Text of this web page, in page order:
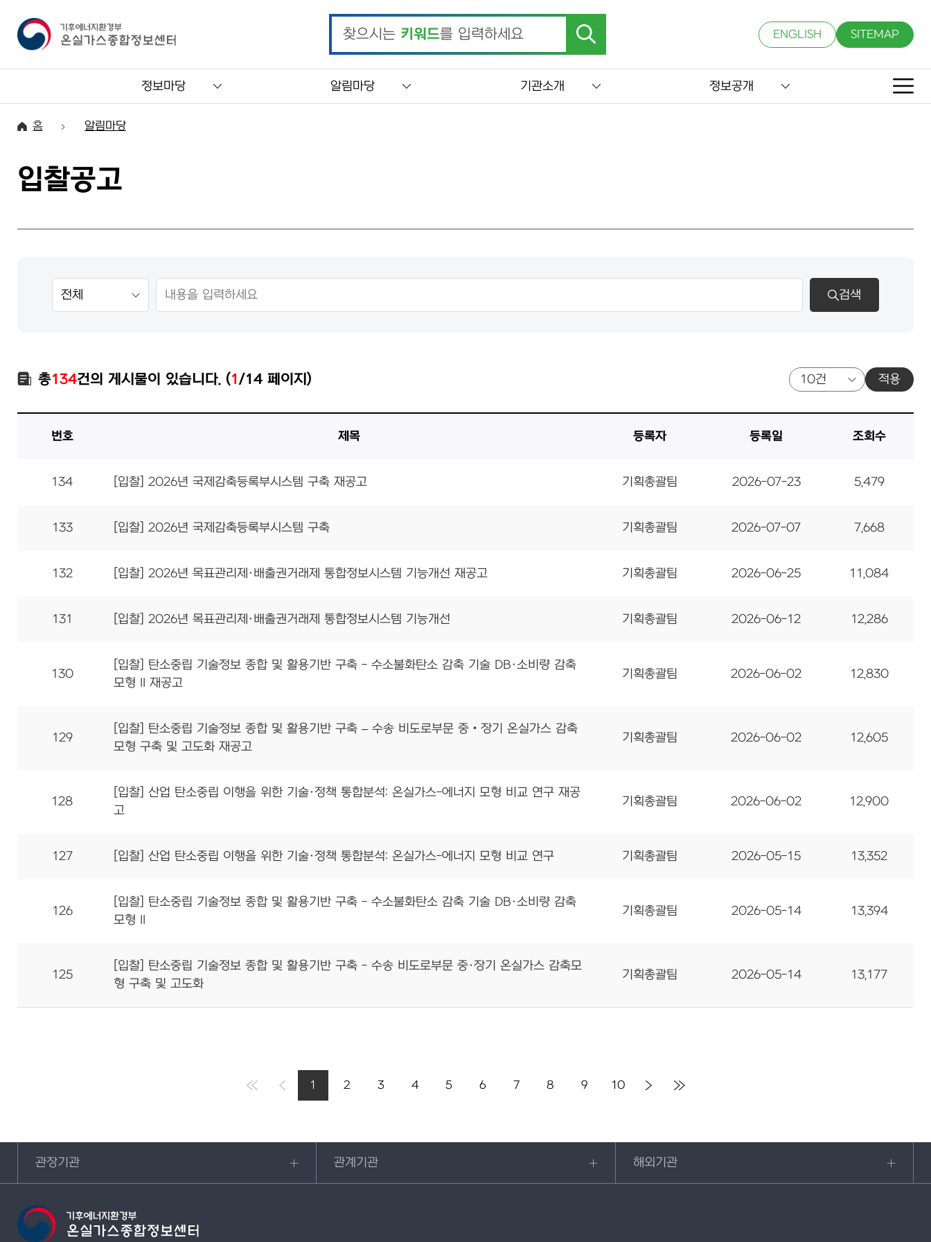
찾으시는 키워드를 입력하세요 ENGLISH SITEMAP
정보마당 알림마당 기관소개 정보공개
홈 알림마당
입찰공고
검색
총134건의 게시물이 있습니다. (1/14 페이지) 적용
번호 제목 등록자 등록일 조회수
134 [입찰] 2026년 국제감축등록부시스템 구축 재공고 기획총괄팀 2026-07-23 5,479
133 [입찰] 2026년 국제감축등록부시스템 구축 기획총괄팀 2026-07-07 7,668
132 [입찰] 2026년 목표관리제·배출권거래제 통합정보시스템 기능개선 재공고 기획총괄팀 2026-06-25 11,084
131 [입찰] 2026년 목표관리제·배출권거래제 통합정보시스템 기능개선 기획총괄팀 2026-06-12 12,286
130
[입찰] 탄소중립 기술정보 종합 및 활용기반 구축 - 수소불화탄소 감축 기술 DB·소비량 감축
모형 II 재공고
기획총괄팀 2026-06-02 12,830
129
[입찰] 탄소중립 기술정보 종합 및 활용기반 구축 – 수송 비도로부문 중‧장기 온실가스 감축
모형 구축 및 고도화 재공고
기획총괄팀 2026-06-02 12,605
128
[입찰] 산업 탄소중립 이행을 위한 기술·정책 통합분석: 온실가스-에너지 모형 비교 연구 재공
고
기획총괄팀 2026-06-02 12,900
127 [입찰] 산업 탄소중립 이행을 위한 기술·정책 통합분석: 온실가스-에너지 모형 비교 연구 기획총괄팀 2026-05-15 13,352
126
[입찰] 탄소중립 기술정보 종합 및 활용기반 구축 - 수소불화탄소 감축 기술 DB·소비량 감축
모형 II
기획총괄팀 2026-05-14 13,394
125
[입찰] 탄소중립 기술정보 종합 및 활용기반 구축 - 수송 비도로부문 중·장기 온실가스 감축모
형 구축 및 고도화
기획총괄팀 2026-05-14 13,177
1 2 3 4 5 6 7 8 9 10
관장기관 관계기관 해외기관